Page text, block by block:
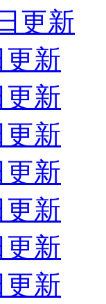
更新
更新
更新
更新
更新
更新
更新
更新